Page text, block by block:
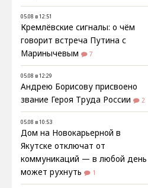
05.08 в 12:51
Кремлёвские сигналы: о чём
говорит встреча Путина с
Маринычевым
7
05.08 в 12:29
Андрею Борисову присвоено
звание Героя Труда России
2
05.08 в 10:53
Дом на Новокарьерной в
Якутске отключат от
коммуникаций — в любой день
может рухнуть
1